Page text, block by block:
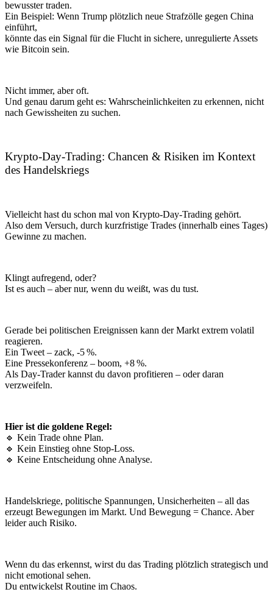
bewusster traden.
Ein Beispiel: Wenn Trump plötzlich neue Strafzölle gegen China
einführt,
könnte das ein Signal für die Flucht in sichere, unregulierte Assets
wie Bitcoin sein.
Nicht immer, aber oft.
Und genau darum geht es: Wahrscheinlichkeiten zu erkennen, nicht
nach Gewissheiten zu suchen.
Krypto-Day-Trading: Chancen & Risiken im Kontext
des Handelskriegs
Vielleicht hast du schon mal von Krypto-Day-Trading gehört.
Also dem Versuch, durch kurzfristige Trades (innerhalb eines Tages)
Gewinne zu machen.
Klingt aufregend, oder?
Ist es auch – aber nur, wenn du weißt, was du tust.
Gerade bei politischen Ereignissen kann der Markt extrem volatil
reagieren.
Ein Tweet – zack, -5 %.
Eine Pressekonferenz – boom, +8 %.
Als Day-Trader kannst du davon profitieren – oder daran
verzweifeln.
Hier ist die goldene Regel:
🔹 Kein Trade ohne Plan.
🔹 Kein Einstieg ohne Stop-Loss.
🔹 Keine Entscheidung ohne Analyse.
Handelskriege, politische Spannungen, Unsicherheiten – all das
erzeugt Bewegungen im Markt. Und Bewegung = Chance. Aber
leider auch Risiko.
Wenn du das erkennst, wirst du das Trading plötzlich strategisch und
nicht emotional sehen.
Du entwickelst Routine im Chaos.